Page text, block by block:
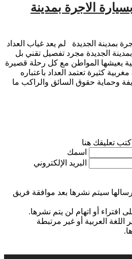
الاجرة بمدينة
بمدينة الجديدة لم يعد غياب العداد
الجديدة مجرد تفصيل تقني بل
يعيشها المواطن مع كل رحلة قصيرة
كثيرة تعتمد العداد باعتباره
وحماية حقوق السائق والراكب ما
اكتب تعليقك هنا
اسمك
البريد الإلكتروني
سيتم نشرها بعد موافقة فريق
افتراء أو اتهام لن يتم نشرها.
اللغة العربية أو غير مرتبطة